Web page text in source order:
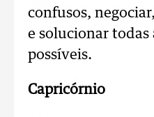
confusos,
e solucionar todas
possíveis.
Capricórnio